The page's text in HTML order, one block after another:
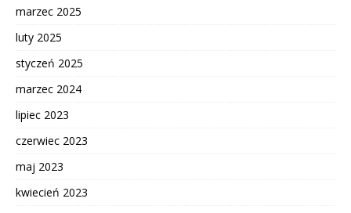
marzec 2025
luty 2025
styczeń 2025
marzec 2024
lipiec 2023
czerwiec 2023
maj 2023
kwiecień 2023